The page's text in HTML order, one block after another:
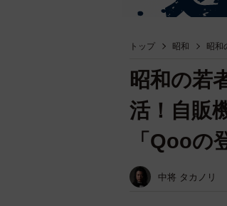
トップ 昭和 昭和
昭和の若
活！自販
「Qooの
中将 タカノリ